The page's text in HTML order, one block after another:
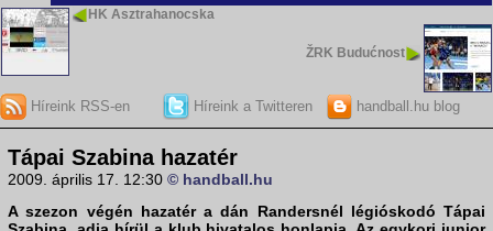
HK Asztrahanocska
ŽRK Budućnost
Híreink RSS-en Híreink a Twitteren handball.hu blog
Tápai Szabina hazatér
2009. április 17. 12:30 © handball.hu
A szezon végén hazatér a dán Randersnél légióskodó Tápai